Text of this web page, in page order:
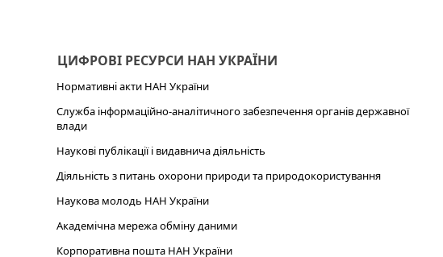
ЦИФРОВІ РЕСУРСИ НАН УКРАЇНИ
Нормативні акти НАН України
Служба інформаційно-аналітичного забезпечення органів державної
влади
Наукові публікації і видавнича діяльність
Діяльність з питань охорони природи та природокористування
Наукова молодь НАН України
Академічна мережа обміну даними
Корпоративна пошта НАН України